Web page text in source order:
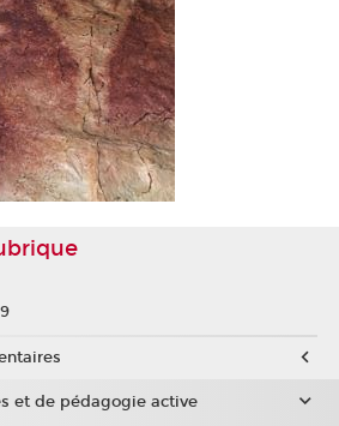
et de pédagogie active